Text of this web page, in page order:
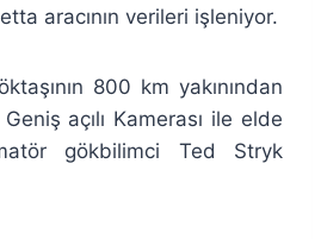
aracının verileri işleniyor.
800 km yakınından
açılı Kamerası ile elde
gökbilimci Ted Stryk